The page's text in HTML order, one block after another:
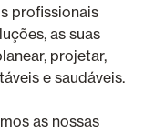
profissionais
as suas
projetar,
e saudáveis.
as nossas